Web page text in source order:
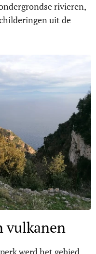
rivieren,
uit de
vulkanen
werd het gebied